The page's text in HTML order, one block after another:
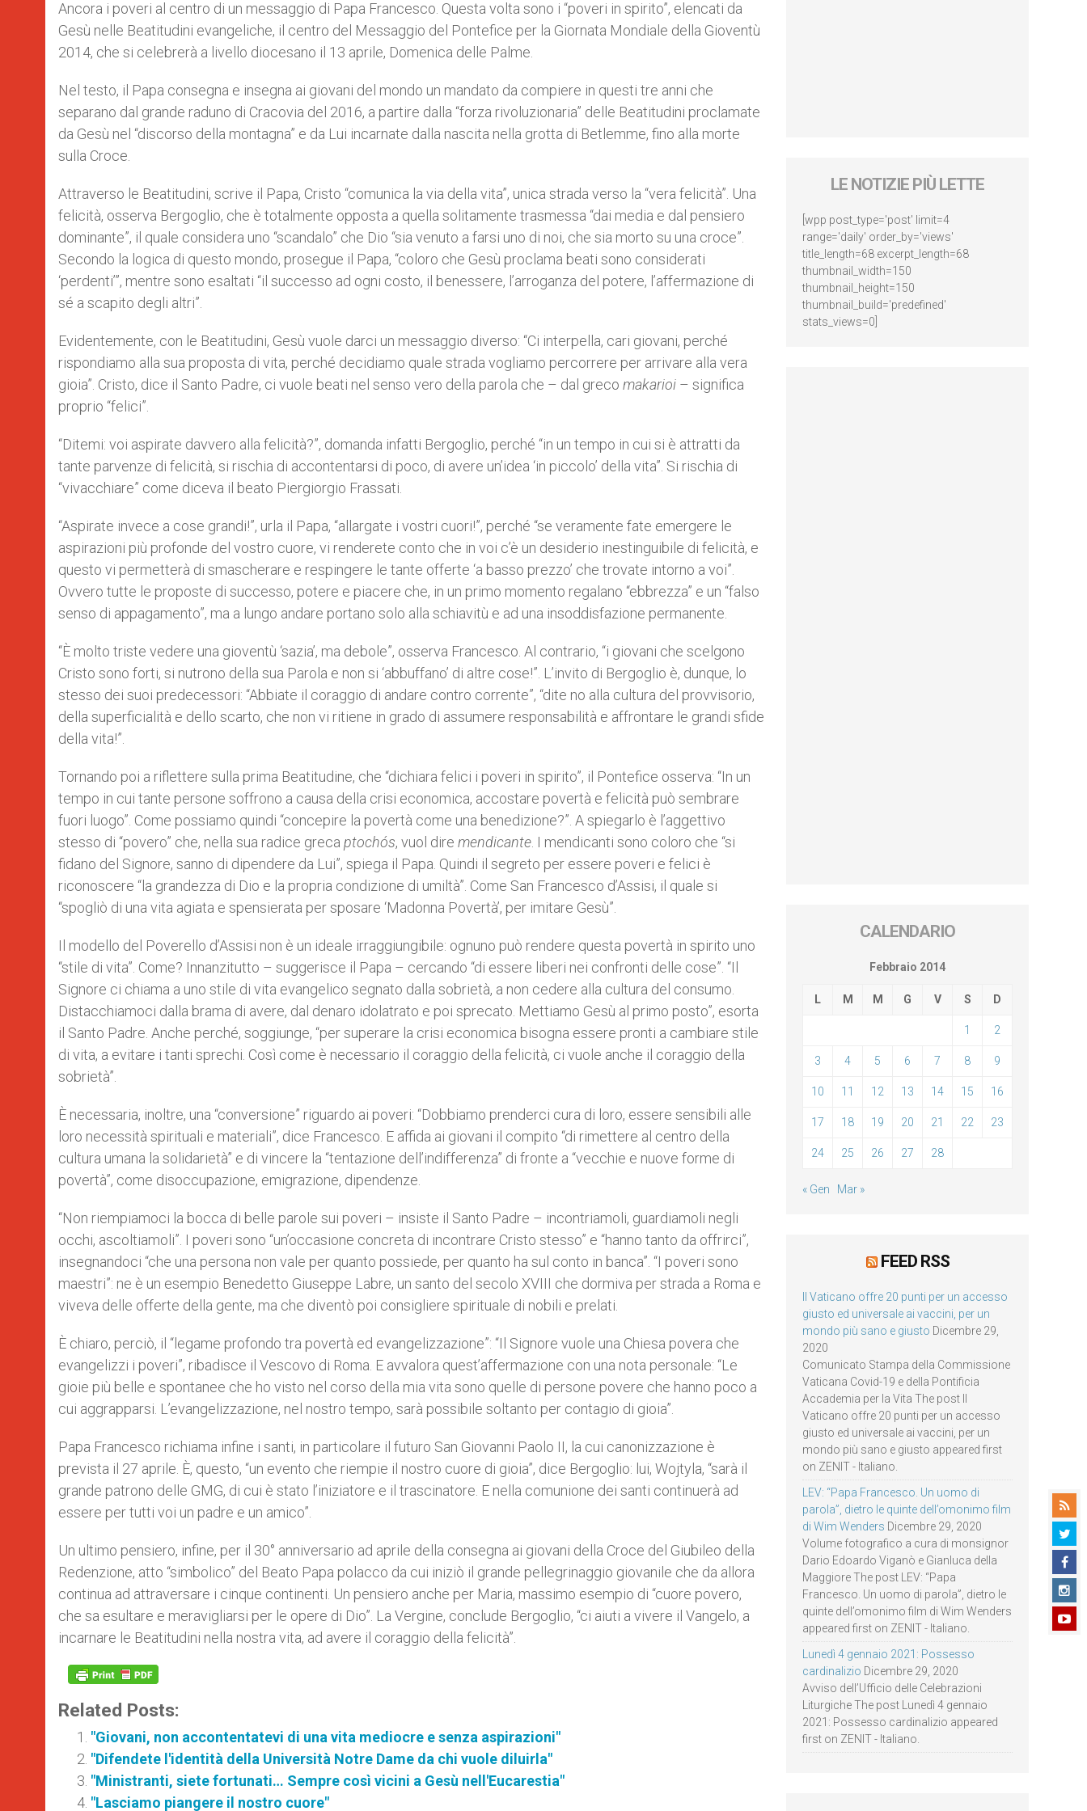
p
p
g
e
r
o
k
r
Ancora i poveri al centro di un messaggio di Papa Francesco. Questa volta sono i “poveri in spirito”, elencati da
Gesù nelle Beatitudini evangeliche, il centro del Messaggio del Pontefice per la Giornata Mondiale della Gioventù
2014, che si celebrerà a livello diocesano il 13 aprile, Domenica delle Palme.
Nel testo, il Papa consegna e insegna ai giovani del mondo un mandato da compiere in questi tre anni che
separano dal grande raduno di Cracovia del 2016, a partire dalla “forza rivoluzionaria” delle Beatitudini proclamate
da Gesù nel “discorso della montagna” e da Lui incarnate dalla nascita nella grotta di Betlemme, fino alla morte
sulla Croce.
Attraverso le Beatitudini, scrive il Papa, Cristo “comunica la via della vita”, unica strada verso la “vera felicità”. Una
felicità, osserva Bergoglio, che è totalmente opposta a quella solitamente trasmessa “dai media e dal pensiero
dominante”, il quale considera uno “scandalo” che Dio “sia venuto a farsi uno di noi, che sia morto su una croce”.
Secondo la logica di questo mondo, prosegue il Papa, “coloro che Gesù proclama beati sono considerati
‘perdenti’”, mentre sono esaltati “il successo ad ogni costo, il benessere, l’arroganza del potere, l’affermazione di
sé a scapito degli altri”.
Evidentemente, con le Beatitudini, Gesù vuole darci un messaggio diverso: “Ci interpella, cari giovani, perché
rispondiamo alla sua proposta di vita, perché decidiamo quale strada vogliamo percorrere per arrivare alla vera
gioia”. Cristo, dice il Santo Padre, ci vuole beati nel senso vero della parola che – dal greco makarioi – significa
proprio “felici”.
“Ditemi: voi aspirate davvero alla felicità?”, domanda infatti Bergoglio, perché “in un tempo in cui si è attratti da
tante parvenze di felicità, si rischia di accontentarsi di poco, di avere un’idea ‘in piccolo’ della vita”. Si rischia di
“vivacchiare” come diceva il beato Piergiorgio Frassati.
“Aspirate invece a cose grandi!”, urla il Papa, “allargate i vostri cuori!”, perché “se veramente fate emergere le
aspirazioni più profonde del vostro cuore, vi renderete conto che in voi c’è un desiderio inestinguibile di felicità, e
questo vi permetterà di smascherare e respingere le tante offerte ‘a basso prezzo’ che trovate intorno a voi”.
Ovvero tutte le proposte di successo, potere e piacere che, in un primo momento regalano “ebbrezza” e un “falso
senso di appagamento”, ma a lungo andare portano solo alla schiavitù e ad una insoddisfazione permanente.
“È molto triste vedere una gioventù ‘sazia’, ma debole”, osserva Francesco. Al contrario, “i giovani che scelgono
Cristo sono forti, si nutrono della sua Parola e non si ‘abbuffano’ di altre cose!”. L’invito di Bergoglio è, dunque, lo
stesso dei suoi predecessori: “Abbiate il coraggio di andare contro corrente”, “dite no alla cultura del provvisorio,
della superficialità e dello scarto, che non vi ritiene in grado di assumere responsabilità e affrontare le grandi sfide
della vita!”.
Tornando poi a riflettere sulla prima Beatitudine, che “dichiara felici i poveri in spirito”, il Pontefice osserva: “In un
tempo in cui tante persone soffrono a causa della crisi economica, accostare povertà e felicità può sembrare
fuori luogo”. Come possiamo quindi “concepire la povertà come una benedizione?”. A spiegarlo è l’aggettivo
stesso di “povero” che, nella sua radice greca ptochós, vuol dire mendicante . I mendicanti sono coloro che “si
fidano del Signore, sanno di dipendere da Lui”, spiega il Papa. Quindi il segreto per essere poveri e felici è
riconoscere “la grandezza di Dio e la propria condizione di umiltà”. Come San Francesco d’Assisi, il quale si
“spogliò di una vita agiata e spensierata per sposare ‘Madonna Povertà’, per imitare Gesù”.
Il modello del Poverello d’Assisi non è un ideale irraggiungibile: ognuno può rendere questa povertà in spirito uno
“stile di vita”. Come? Innanzitutto – suggerisce il Papa – cercando “di essere liberi nei confronti delle cose”. “Il
Signore ci chiama a uno stile di vita evangelico segnato dalla sobrietà, a non cedere alla cultura del consumo.
Distacchiamoci dalla brama di avere, dal denaro idolatrato e poi sprecato. Mettiamo Gesù al primo posto”, esorta
il Santo Padre. Anche perché, soggiunge, “per superare la crisi economica bisogna essere pronti a cambiare stile
di vita, a evitare i tanti sprechi. Così come è necessario il coraggio della felicità, ci vuole anche il coraggio della
sobrietà”.
È necessaria, inoltre, una “conversione” riguardo ai poveri: “Dobbiamo prenderci cura di loro, essere sensibili alle
loro necessità spirituali e materiali”, dice Francesco. E affida ai giovani il compito “di rimettere al centro della
cultura umana la solidarietà” e di vincere la “tentazione dell’indifferenza” di fronte a “vecchie e nuove forme di
povertà”, come disoccupazione, emigrazione, dipendenze.
“Non riempiamoci la bocca di belle parole sui poveri – insiste il Santo Padre – incontriamoli, guardiamoli negli
occhi, ascoltiamoli”. I poveri sono “un’occasione concreta di incontrare Cristo stesso” e “hanno tanto da offrirci”,
insegnandoci “che una persona non vale per quanto possiede, per quanto ha sul conto in banca”. “I poveri sono
maestri”: ne è un esempio Benedetto Giuseppe Labre, un santo del secolo XVIII che dormiva per strada a Roma e
viveva delle offerte della gente, ma che diventò poi consigliere spirituale di nobili e prelati.
È chiaro, perciò, il “legame profondo tra povertà ed evangelizzazione”: “Il Signore vuole una Chiesa povera che
evangelizzi i poveri”, ribadisce il Vescovo di Roma. E avvalora quest’affermazione con una nota personale: “Le
gioie più belle e spontanee che ho visto nel corso della mia vita sono quelle di persone povere che hanno poco a
cui aggrapparsi. L’evangelizzazione, nel nostro tempo, sarà possibile soltanto per contagio di gioia”.
Papa Francesco richiama infine i santi, in particolare il futuro San Giovanni Paolo II, la cui canonizzazione è
prevista il 27 aprile. È, questo, “un evento che riempie il nostro cuore di gioia”, dice Bergoglio: lui, Wojtyla, “sarà il
grande patrono delle GMG, di cui è stato l’iniziatore e il trascinatore. E nella comunione dei santi continuerà ad
essere per tutti voi un padre e un amico”.
Un ultimo pensiero, infine, per il 30° anniversario ad aprile della consegna ai giovani della Croce del Giubileo della
Redenzione, atto “simbolico” del Beato Papa polacco da cui iniziò il grande pellegrinaggio giovanile che da allora
continua ad attraversare i cinque continenti. Un pensiero anche per Maria, massimo esempio di “cuore povero,
che sa esultare e meravigliarsi per le opere di Dio”. La Vergine, conclude Bergoglio, “ci aiuti a vivere il Vangelo, a
incarnare le Beatitudini nella nostra vita, ad avere il coraggio della felicità”.
Related Posts:
"Giovani, non accontentatevi di una vita mediocre e senza aspirazioni"
"Difendete l'identità della Università Notre Dame da chi vuole diluirla"
"Ministranti, siete fortunati… Sempre così vicini a Gesù nell'Eucarestia"
"Lasciamo piangere il nostro cuore"
LE NOTIZIE PIÙ LETTE
[wpp post_type='post' limit=4
range='daily' order_by='views'
title_length=68 excerpt_length=68
thumbnail_width=150
thumbnail_height=150
thumbnail_build='predefined'
stats_views=0]
CALENDARIO
Febbraio 2014
L M M G V S D
1 2
3 4 5 6 7 8 9
10 11 12 13 14 15 16
17 18 19 20 21 22 23
24 25 26 27 28
« Gen Mar »
FEED RSS
Il Vaticano offre 20 punti per un accesso
giusto ed universale ai vaccini, per un
mondo più sano e giusto Dicembre 29,
2020
Comunicato Stampa della Commissione
Vaticana Covid-19 e della Pontificia
Accademia per la Vita The post Il
Vaticano offre 20 punti per un accesso
giusto ed universale ai vaccini, per un
mondo più sano e giusto appeared first
on ZENIT - Italiano.
LEV: “Papa Francesco. Un uomo di
parola”, dietro le quinte dell’omonimo film
di Wim Wenders Dicembre 29, 2020
Volume fotografico a cura di monsignor
Dario Edoardo Viganò e Gianluca della
Maggiore The post LEV: “Papa
Francesco. Un uomo di parola”, dietro le
quinte dell’omonimo film di Wim Wenders
appeared first on ZENIT - Italiano.
Lunedì 4 gennaio 2021: Possesso
cardinalizio Dicembre 29, 2020
Avviso dell’Ufficio delle Celebrazioni
Liturgiche The post Lunedì 4 gennaio
2021: Possesso cardinalizio appeared
first on ZENIT - Italiano.